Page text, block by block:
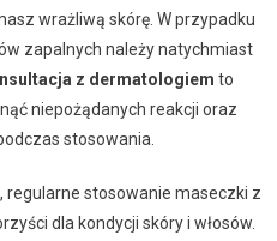
wrażliwą skórę. W przypadku
zapalnych należy natychmiast
z dermatologiem to
niepożądanych reakcji oraz
stosowania.
stosowanie maseczki z
dla kondycji skóry i włosów.